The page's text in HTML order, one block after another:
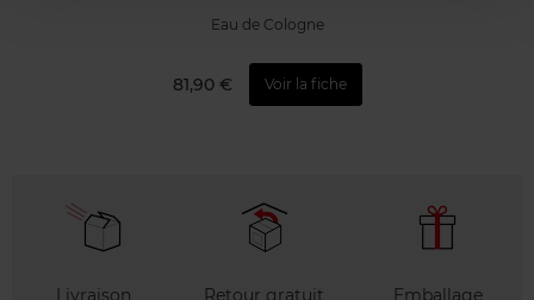
Eau de Cologne
81,90 € Voir la fiche
Livraison
Retour gratuit
Emballage